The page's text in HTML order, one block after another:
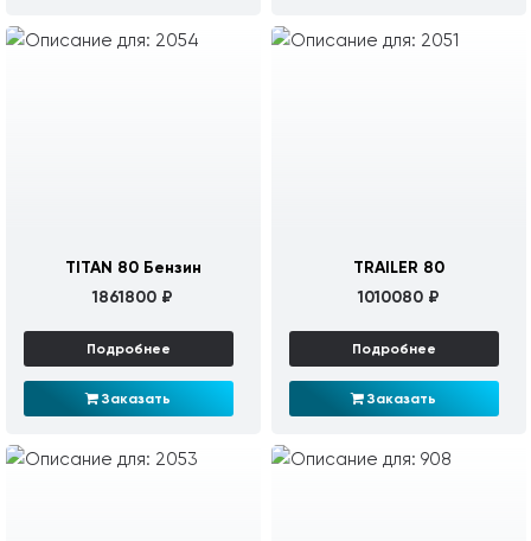
TITAN 80 Бензин
1861800 ₽
Подробнее
Заказать
TRAILER 80
1010080 ₽
Подробнее
Заказать